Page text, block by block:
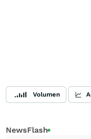
Volumen
NewsFlash